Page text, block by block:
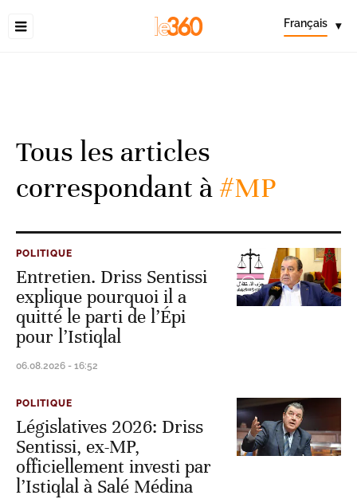
Français ▾
Tous les articles
correspondant à#MP
POLITIQUE
Entretien. Driss Sentissi
explique pourquoi il a
quitté le parti de l’Épi
pour l’Istiqlal
06.08.2026 - 16:52
POLITIQUE
Législatives 2026: Driss
Sentissi, ex-MP,
officiellement investi par
l’Istiqlal à Salé Médina